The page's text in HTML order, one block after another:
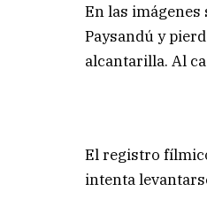
En las imágenes
Paysandú y
alcantarilla. Al
El registro
intenta